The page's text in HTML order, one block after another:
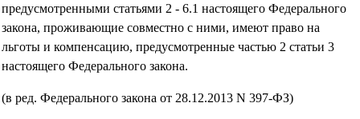
предусмотренными статьями 2 - 6.1 настоящего Федерального
закона, проживающие совместно с ними, имеют право на
льготы и компенсацию, предусмотренные частью 2 статьи 3
настоящего Федерального закона.
(в ред. Федерального закона от 28.12.2013 N 397-ФЗ)